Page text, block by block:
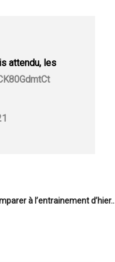
attendu, les
à l’entrainement d’hier..